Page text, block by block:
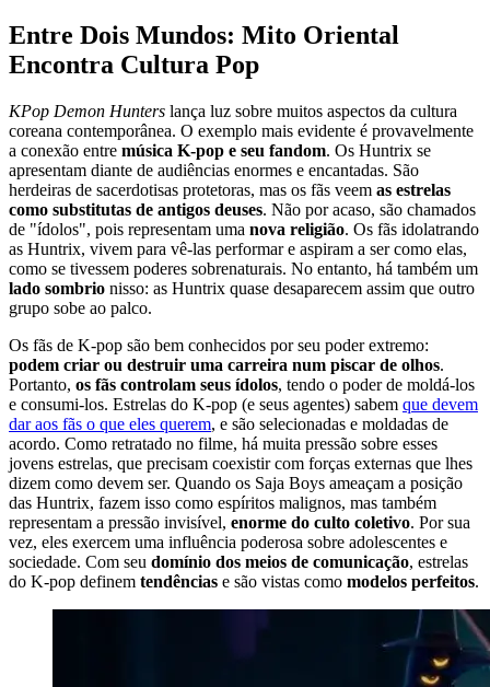
Entre Dois Mundos: Mito Oriental
Encontra Cultura Pop
KPop Demon Hunters lança luz sobre muitos aspectos da cultura
coreana contemporânea. O exemplo mais evidente é provavelmente
a conexão entre música K-pop e seu fandom. Os Huntrix se
apresentam diante de audiências enormes e encantadas. São
herdeiras de sacerdotisas protetoras, mas os fãs veem as estrelas
como substitutas de antigos deuses. Não por acaso, são chamados
de "ídolos", pois representam uma nova religião. Os fãs idolatrando
as Huntrix, vivem para vê-las performar e aspiram a ser como elas,
como se tivessem poderes sobrenaturais. No entanto, há também um
lado sombrio nisso: as Huntrix quase desaparecem assim que outro
grupo sobe ao palco.
Os fãs de K-pop são bem conhecidos por seu poder extremo:
podem criar ou destruir uma carreira num piscar de olhos.
Portanto, os fãs controlam seus ídolos, tendo o poder de moldá-los
e consumi-los. Estrelas do K-pop (e seus agentes) sabem que devem
dar aos fãs o que eles querem, e são selecionadas e moldadas de
acordo. Como retratado no filme, há muita pressão sobre esses
jovens estrelas, que precisam coexistir com forças externas que lhes
dizem como devem ser. Quando os Saja Boys ameaçam a posição
das Huntrix, fazem isso como espíritos malignos, mas também
representam a pressão invisível, enorme do culto coletivo. Por sua
vez, eles exercem uma influência poderosa sobre adolescentes e
sociedade. Com seu domínio dos meios de comunicação, estrelas
do K-pop definem tendências e são vistas como modelos perfeitos.